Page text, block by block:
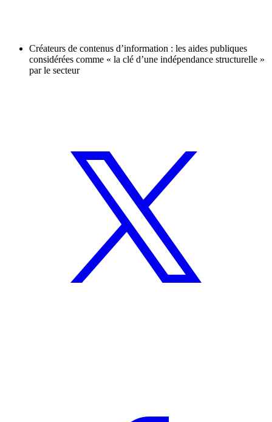
Créateurs de contenus d’information : les aides publiques
considérées comme « la clé d’une indépendance structurelle »
par le secteur